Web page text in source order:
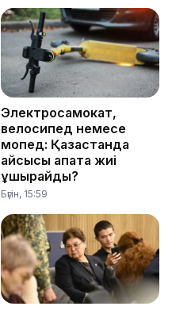
Электросамокат,
велосипед немесе
мопед: Қазақстанда
қайсысы апатқа жиі
ұшырайды?
Бүгін, 15:59